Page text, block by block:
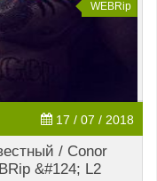
WEBRip
17 / 07 / 2018
/ Conor
&#124; L2